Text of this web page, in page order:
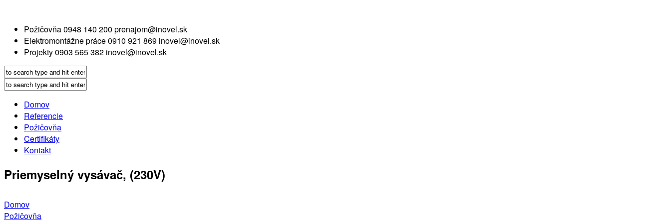
Požičovňa0948 140 200 prenajom@inovel.sk
Elektromontážne práce0910 921 869 inovel@inovel.sk
Projekty0903 565 382 inovel@inovel.sk
Domov
Referencie
Požičovňa
Certifikáty
Kontakt
Priemyselný vysávač, (230V)
Domov
Požičovňa